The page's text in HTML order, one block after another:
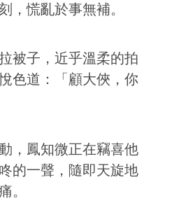
慌亂於事無補。
被子，近乎溫柔的拍
色道：「顧大俠，你
，鳳知微正在竊喜他
的一聲，隨即天旋地
。